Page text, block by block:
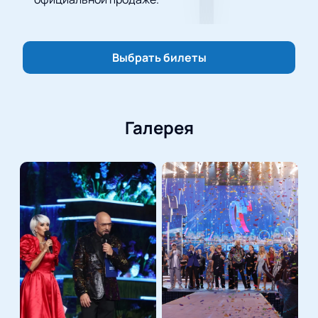
вечер в Казани
Стоимость билетов варьируется в зависимости от
сектора и ряда. Актуальные цены и схема зала — на
Купить билеты на Гала-концерт звезд
онлайн с выбором мест
На нашем сайте можнокупить билеты на Гала-
концерт звёзд «Новая волна 2026» в Казани.
Выберите удобные места на схеме зала, заполните
форму и оплатите заказ. Электронные билеты
придут на почту сразу после оплаты. Подлинность
билетов гарантирована.
Выбрать билеты
Галерея